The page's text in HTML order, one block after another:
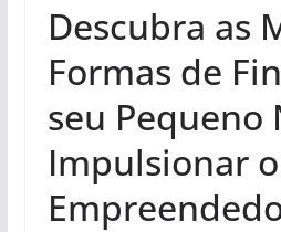
Descubra as
Formas de
seu Pequeno
Impulsionar o